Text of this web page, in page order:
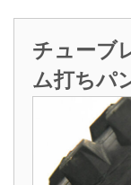
チューブ
ム打ちパ